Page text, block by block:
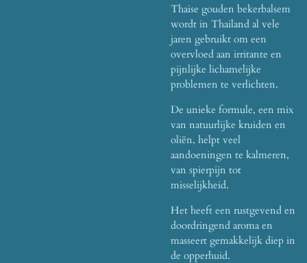
Thaise gouden bekerbalsem
wordt in Thailand al vele
jaren gebruikt om een ​​
overvloed aan irritante en
pijnlijke lichamelijke
problemen te verlichten.
De unieke formule, een mix
van natuurlijke kruiden en
oliën, helpt veel
aandoeningen te kalmeren,
van spierpijn tot
misselijkheid.
Het heeft een rustgevend en
doordringend aroma en
masseert gemakkelijk diep in
de opperhuid.